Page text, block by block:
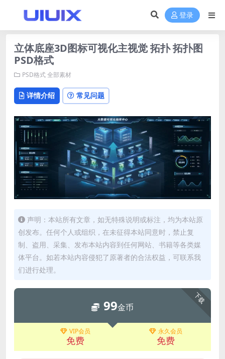
登录
立体底座3D图标可视化主视觉 拓扑 拓扑图
PSD格式
PSD格式全部素材
详情介绍 常见问题
声明：本站所有文章，如无特殊说明或标注，均为本站原
创发布。任何个人或组织，在未征得本站同意时，禁止复
制、盗用、采集、发布本站内容到任何网站、书籍等各类媒
体平台。如若本站内容侵犯了原著者的合法权益，可联系我
们进行处理。
下载
99金币
VIP会员
免费
永久会员
免费